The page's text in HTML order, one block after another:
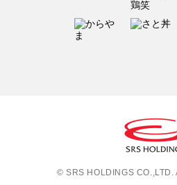
© SRS HOLDINGS CO.,LTD.